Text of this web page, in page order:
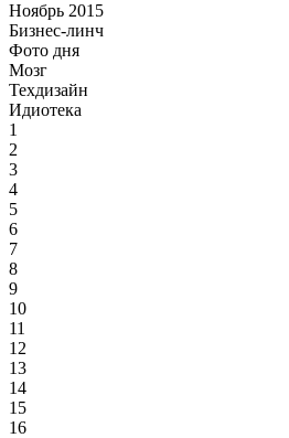
Ноябрь 2015
Бизнес-линч
Фото дня
Мозг
Техдизайн
Идиотека
1
2
3
4
5
6
7
8
9
10
11
12
13
14
15
16